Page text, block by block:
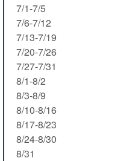
7/1-7/5
7/6-7/12
7/13-7/19
7/20-7/26
7/27-7/31
8/1-8/2
8/3-8/9
8/10-8/16
8/17-8/23
8/24-8/30
8/31